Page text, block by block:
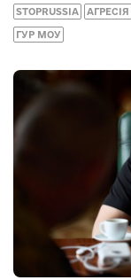
STOPRUSSIA
ГУР МОУ